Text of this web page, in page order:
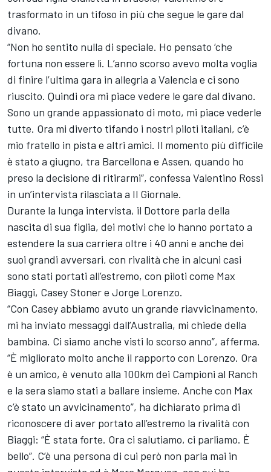
trasformato in un tifoso in più che segue le gare dal
divano.
“Non ho sentito nulla di speciale. Ho pensato ‘che
fortuna non essere lì. L’anno scorso avevo molta voglia
di finire l’ultima gara in allegria a Valencia e ci sono
riuscito. Quindi ora mi piace vedere le gare dal divano.
Sono un grande appassionato di moto, mi piace vederle
tutte. Ora mi diverto tifando i nostri piloti italiani, c’è
mio fratello in pista e altri amici. Il momento più difficile
è stato a giugno, tra Barcellona e Assen, quando ho
preso la decisione di ritirarmi”, confessa Valentino Rossi
in un’intervista rilasciata a Il Giornale.
Durante la lunga intervista, il Dottore parla della
nascita di sua figlia, dei motivi che lo hanno portato a
estendere la sua carriera oltre i 40 anni e anche dei
suoi grandi avversari, con rivalità che in alcuni casi
sono stati portati all’estremo, con piloti come Max
Biaggi, Casey Stoner e Jorge Lorenzo.
“Con Casey abbiamo avuto un grande riavvicinamento,
mi ha inviato messaggi dall’Australia, mi chiede della
bambina. Ci siamo anche visti lo scorso anno”, afferma.
“È migliorato molto anche il rapporto con Lorenzo. Ora
è un amico, è venuto alla 100km dei Campioni al Ranch
e la sera siamo stati a ballare insieme. Anche con Max
c’è stato un avvicinamento”, ha dichiarato prima di
riconoscere di aver portato all’estremo la rivalità con
Biaggi: “È stata forte. Ora ci salutiamo, ci parliamo. È
bello”. C’è una persona di cui però non parla mai in